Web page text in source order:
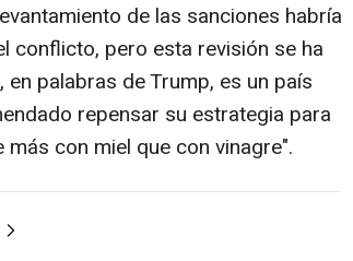
de las sanciones habría
conflicto, pero esta revisión se ha
palabras de Trump, es un país
repensar su estrategia para
con miel que con vinagre".